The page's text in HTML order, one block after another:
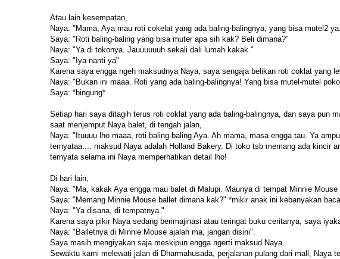
Atau lain kesempatan,
Naya: "Mama, Aya mau roti cokelat yang ada baling-balingnya, yang bisa mutel2
Saya: "Roti baling-baling yang bisa muter apa sih kak? Beli dimana?"
Naya: "Ya di tokonya. Jauuuuuuh sekali dali lumah kakak."
Saya: "Iya nanti ya"
Karena saya engga ngeh maksudnya Naya, saya sengaja belikan roti coklat yang
Naya: "Bukan ini maaa. Roti yang ada baling-balingnya! Yang bisa mutel-mutel
Saya: *bingung*
Setiap hari saya ditagih terus roti coklat yang ada baling-balingnya, dan saya pun
saat menjemput Naya balet, di tengah jalan,
Naya: "Ituuuu lho maaa, roti baling-baling Aya. Ah mama, masa engga tau. Ya
ternyataa.... maksud Naya adalah Holland Bakery. Di toko tsb memang ada kincir
ternyata selama ini Naya memperhatikan detail lho!
Di hari lain,
Naya: "Ma, kakak Aya engga mau balet di Malupi. Maunya di tempat Minnie
Saya: "Memang Minnie Mouse ballet dimana kak?" *mikir anak ini kebanyakan
Naya: "Ya disana, di tempatnya."
Karena saya pikir Naya sedang berimajinasi atau teringat buku ceritanya, saya
Naya: "Balletnya di Minnie Mouse ajalah ma, jangan disini".
Saya masih mengiyakan saja meskipun engga ngerti maksud Naya.
Sewaktu kami melewati jalan di Dharmahusada, perjalanan pulang dari mall, Naya